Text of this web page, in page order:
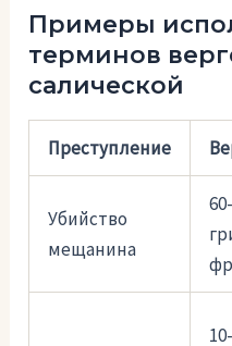
Примеры
терминов
салической
Преступление
Убийство
мещанина